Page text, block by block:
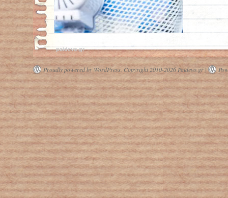
Προσοχή, ο καύσωνας επιδεινώνει τα
προβλήματα ψυχική υγείας,
προειδοποιούν οι επιστήμονες
paidevo.gr
Proudly powered by WordPress. Copyright 2010-2026 Paidevo.gr |